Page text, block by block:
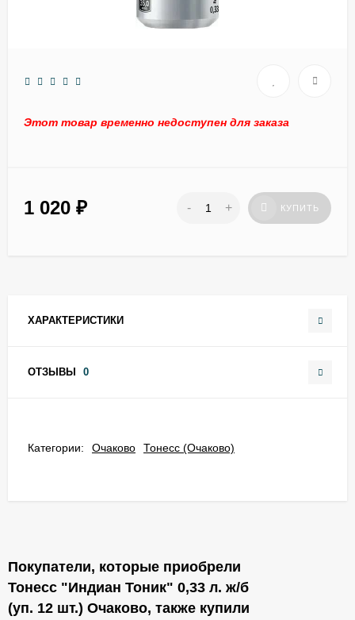
Этот товар временно недоступен для заказа
1 020 ₽ - + КУПИТЬ
ХАРАКТЕРИСТИКИ
ОТЗЫВЫ 0
Категории: Очаково Тонесс (Очаково)
Покупатели, которые приобрели
Тонесс "Индиан Тоник" 0,33 л. ж/б
(уп. 12 шт.) Очаково, также купили